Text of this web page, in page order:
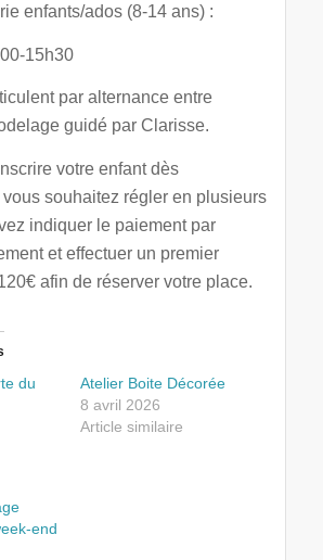
enfants/ados (8-14 ans) :
15h30
par alternance entre
guidé par Clarisse.
votre enfant dès
souhaitez régler en plusieurs
indiquer le paiement par
et effectuer un premier
afin de réserver votre place.
du
Atelier Boite Décorée
8 avril 2026
Article similaire
end